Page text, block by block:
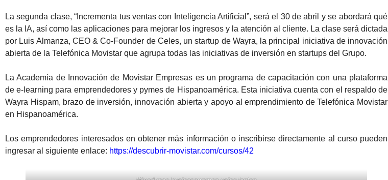
La segunda clase, “Incrementa tus ventas con Inteligencia Artificial”, será el 30 de abril y se abordará qué
es la IA, así como las aplicaciones para mejorar los ingresos y la atención al cliente. La clase será dictada
por Luis Almanza, CEO & Co-Founder de Celes, un startup de Wayra, la principal iniciativa de innovación
abierta de la Telefónica Movistar que agrupa todas las iniciativas de inversión en startups del Grupo.
La Academia de Innovación de Movistar Empresas es un programa de capacitación con una plataforma
de e-learning para emprendedores y pymes de Hispanoamérica. Esta iniciativa cuenta con el respaldo de
Wayra Hispam, brazo de inversión, innovación abierta y apoyo al emprendimiento de Telefónica Movistar
en Hispanoamérica.
Los emprendedores interesados en obtener más información o inscribirse directamente al curso pueden
ingresar al siguiente enlace: https://descubrir-movistar.com/cursos/42